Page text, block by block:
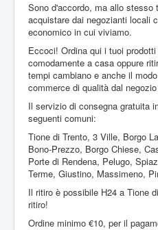
Sono d'accordo, ma allo stesso
acquistare dai negozianti locali
economico in cui viviamo.
Eccoci! Ordina qui i tuoi
comodamente a casa oppure
tempi cambiano e anche il
commerce di qualità dal
Il servizio di consegna gratuita
seguenti comuni:
Tione di Trento, 3 Ville, Borgo
Bono-Prezzo, Borgo Chiese,
Porte di Rendena, Pelugo,
Terme, Giustino, Massimeno,
Il ritiro è possibile H24 a Tione
ritiro!
Ordine minimo €10, per il